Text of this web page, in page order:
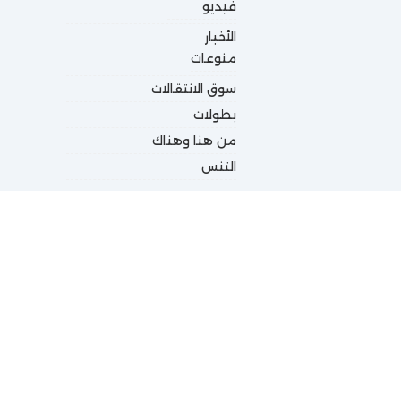
فيديو
الأخبار
منوعات
سوق الانتقالات
بطولات
من هنا وهناك
التنس